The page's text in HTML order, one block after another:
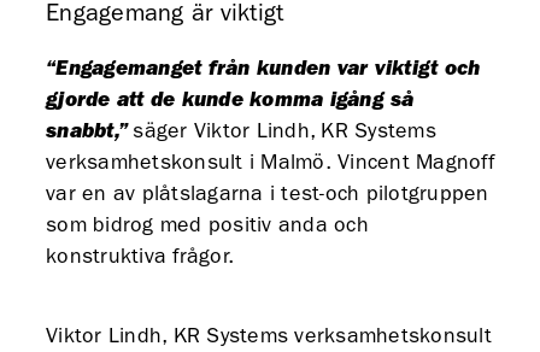
Engagemang är viktigt
“Engagemanget från kunden var viktigt och
gjorde att de kunde komma igång så
snabbt,” säger Viktor Lindh, KR Systems
verksamhetskonsult i Malmö. Vincent Magnoff
var en av plåtslagarna i test-och pilotgruppen
som bidrog med positiv anda och
konstruktiva frågor.
Viktor Lindh, KR Systems verksamhetskonsult